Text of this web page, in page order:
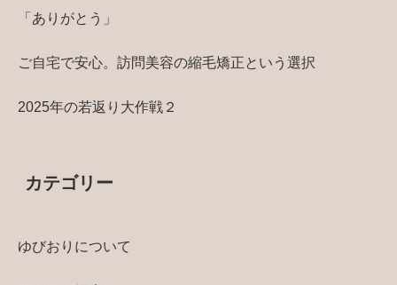
「ありがとう」
ご自宅で安心。訪問美容の縮毛矯正という選択
2025年の若返り大作戦２
カテゴリー
ゆびおりについて